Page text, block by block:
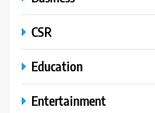
CSR
Education
Entertainment